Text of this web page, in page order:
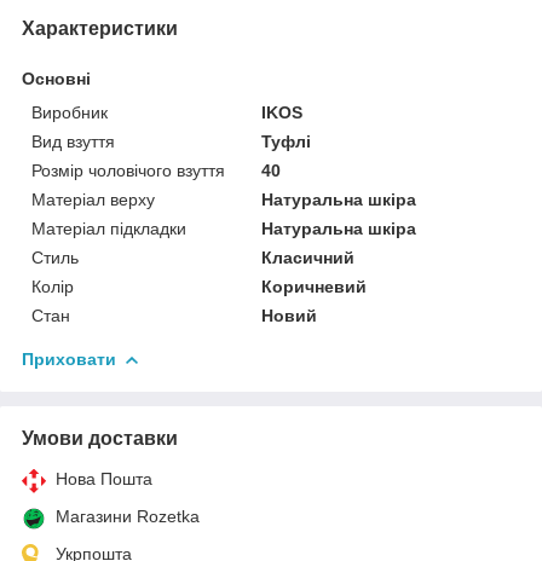
Характеристики
Основні
Виробник
IKOS
Вид взуття
Туфлі
Розмір чоловічого взуття
40
Матеріал верху
Натуральна шкіра
Матеріал підкладки
Натуральна шкіра
Стиль
Класичний
Колір
Коричневий
Стан
Новий
Приховати
Умови доставки
Нова Пошта
Магазини Rozetka
Укрпошта